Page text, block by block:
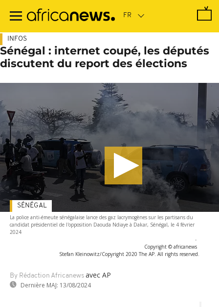
contenu
INFOS
Sénégal : internet coupé, les députés
discutent du report des élections
La police anti-émeute sénégalaise lance des gaz lacrymogènes sur les partisans du
candidat présidentiel de l'opposition Daouda Ndiaye à Dakar, Sénégal, le 4 février
2024
-
Copyright © africanews
Stefan Kleinowitz/Copyright 2020 The AP. All rights reserved.
By Rédaction Africanews avec AP
Dernière MAJ: 13/08/2024
SÉNÉGAL